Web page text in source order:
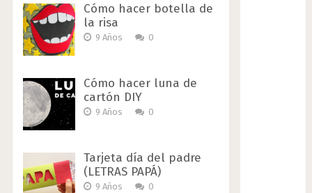
Cómo hacer botella de
la risa
9 Años 0
Cómo hacer luna de
cartón DIY
9 Años 0
Tarjeta día del padre
(LETRAS PAPÁ)
9 Años 0